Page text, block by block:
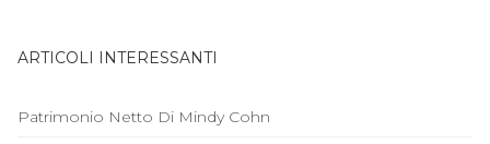
ARTICOLI INTERESSANTI
Patrimonio Netto Di Mindy Cohn